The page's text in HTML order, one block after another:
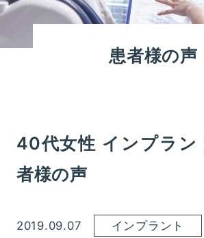
患者様の声
40代女性 インプラン
者様の声
2019.09.07 インプラント